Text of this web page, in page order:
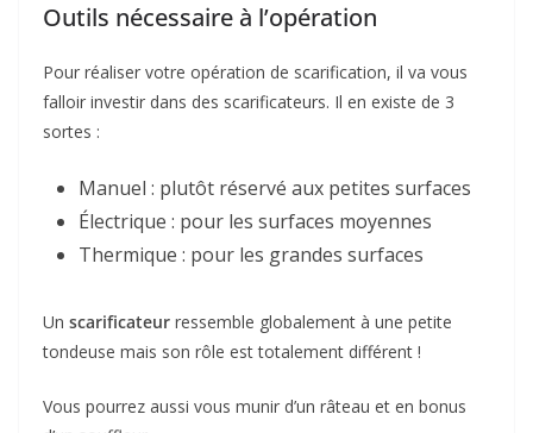
Outils nécessaire à l’opération
Pour réaliser votre opération de scarification, il va vous
falloir investir dans des scarificateurs. Il en existe de 3
sortes :
Manuel : plutôt réservé aux petites surfaces
Électrique : pour les surfaces moyennes
Thermique : pour les grandes surfaces
Un scarificateur ressemble globalement à une petite
tondeuse mais son rôle est totalement différent !
Vous pourrez aussi vous munir d’un râteau et en bonus